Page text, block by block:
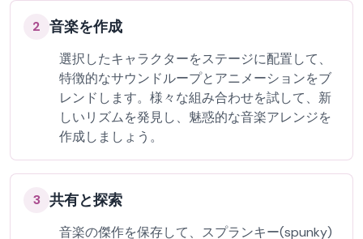
2 音楽を作成
選択したキャラクターをステージに配置して、
特徴的なサウンドループとアニメーションをブ
レンドします。様々な組み合わせを試して、新
しいリズムを発見し、魅惑的な音楽アレンジを
作成しましょう。
3 共有と探索
音楽の傑作を保存して、スプランキー(spunky)